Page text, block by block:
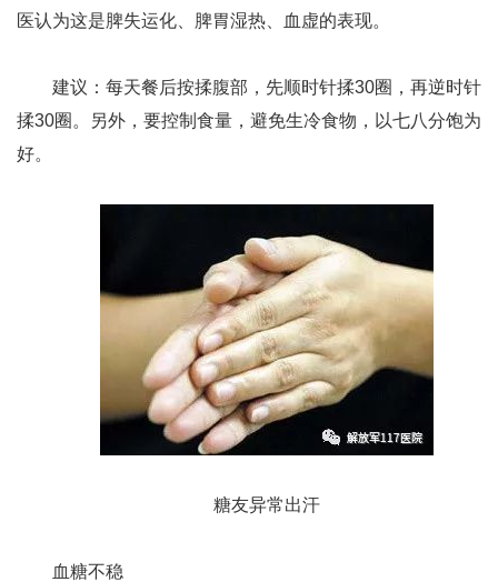
医认为这是脾失运化、脾胃湿热、血虚的表现。
建议：每天餐后按揉腹部，先顺时针揉30圈，再逆时针
揉30圈。另外，要控制食量，避免生冷食物，以七八分饱为
好。
糖友异常出汗
血糖不稳